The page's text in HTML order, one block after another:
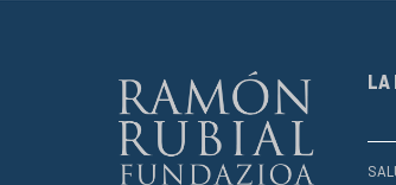
LA